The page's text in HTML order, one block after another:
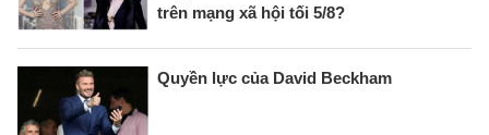
trên mạng xã hội tối 5/8?
Quyền lực của David Beckham